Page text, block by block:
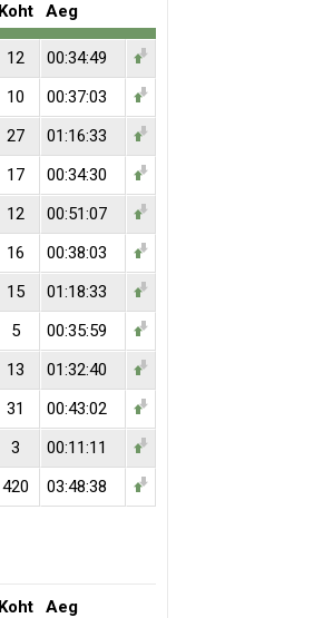
Koht Aeg
12 00:34:49
10 00:37:03
27 01:16:33
17 00:34:30
12 00:51:07
16 00:38:03
15 01:18:33
5 00:35:59
13 01:32:40
31 00:43:02
3 00:11:11
420
03:48:38
Koht Aeg